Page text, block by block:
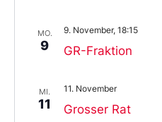
MO.
9 GR-Fraktion
9. November, 18:15
MI.
11 Grosser Rat
11. November